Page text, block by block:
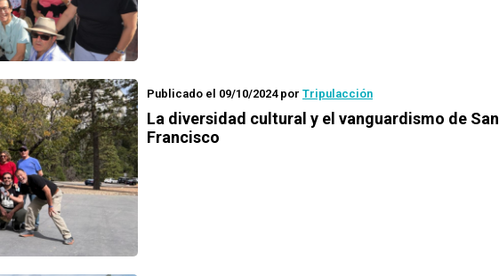
Publicado el 09/10/2024por Tripulacción
La diversidad cultural y el vanguardismo de San
Francisco